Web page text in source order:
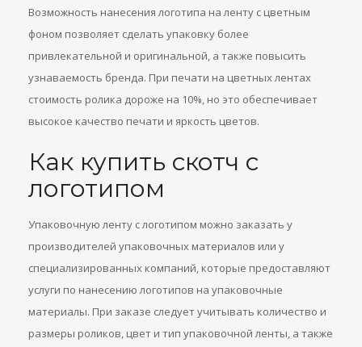
Возможность нанесения логотипа на ленту с цветным
фоном позволяет сделать упаковку более
привлекательной и оригинальной, а также повысить
узнаваемость бренда. При печати на цветных лентах
стоимость ролика дороже на 10%, но это обеспечивает
высокое качество печати и яркость цветов.
Как купить скотч с
логотипом
Упаковочную ленту с логотипом можно заказать у
производителей упаковочных материалов или у
специализированных компаний, которые предоставляют
услуги по нанесению логотипов на упаковочные
материалы. При заказе следует учитывать количество и
размеры роликов, цвет и тип упаковочной ленты, а также